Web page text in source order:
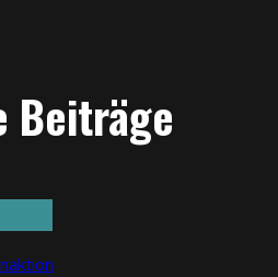
Beiträge